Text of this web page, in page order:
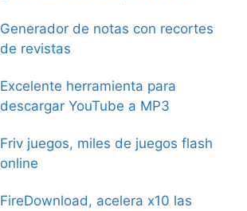
Generador de notas con recortes
de revistas
Excelente herramienta para
descargar YouTube a MP3
Friv juegos, miles de juegos flash
online
FireDownload, acelera x10 las